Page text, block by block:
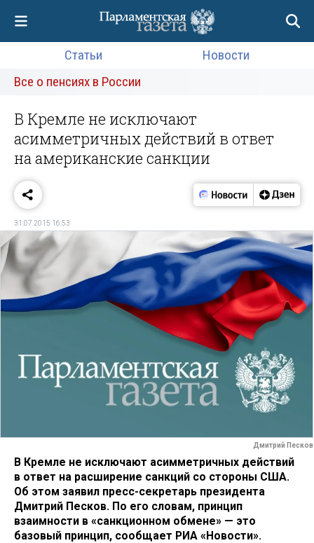
Статьи
Новости
Все о пенсиях в России
В Кремле не исключают
асимметричных действий в ответ
на американские санкции
31.07.2015 16:53
Дмитрий Песков
В Кремле не исключают асимметричных действий
в ответ на расширение санкций со стороны США.
Об этом заявил пресс-секретарь президента
Дмитрий Песков. По его словам, принцип
взаимности в «санкционном обмене» — это
базовый принцип, сообщает РИА «Новости».